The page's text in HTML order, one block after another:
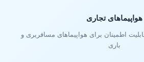
هواپیماهای تجاری
اطمینان برای هواپیماهای مسافربری و
باری